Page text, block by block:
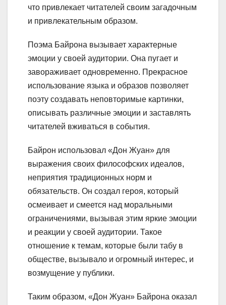
что привлекает читателей своим загадочным
и привлекательным образом.
Поэма Байрона вызывает характерные
эмоции у своей аудитории. Она пугает и
завораживает одновременно. Прекрасное
использование языка и образов позволяет
поэту создавать неповторимые картинки,
описывать различные эмоции и заставлять
читателей вживаться в события.
Байрон использовал «Дон Жуан» для
выражения своих философских идеалов,
неприятия традиционных норм и
обязательств. Он создал героя, который
осмеивает и смеется над моральными
ограничениями, вызывая этим яркие эмоции
и реакции у своей аудитории. Такое
отношение к темам, которые были табу в
обществе, вызывало и огромный интерес, и
возмущение у публики.
Таким образом, «Дон Жуан» Байрона оказал